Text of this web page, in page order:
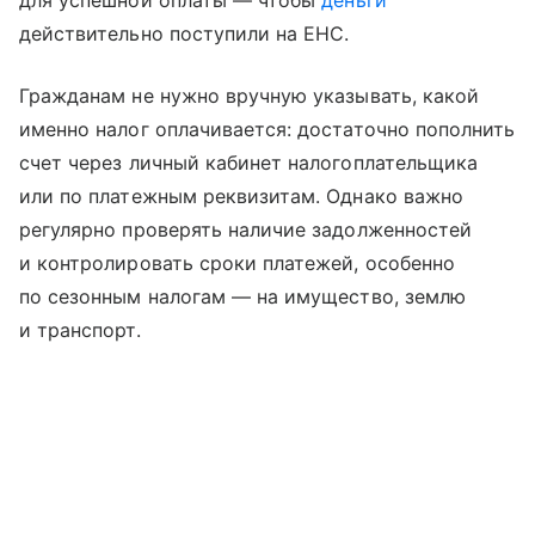
действительно поступили на ЕНС.
Гражданам не нужно вручную указывать, какой
именно налог оплачивается: достаточно пополнить
счет через личный кабинет налогоплательщика
или по платежным реквизитам. Однако важно
регулярно проверять наличие задолженностей
и контролировать сроки платежей, особенно
по сезонным налогам — на имущество, землю
и транспорт.